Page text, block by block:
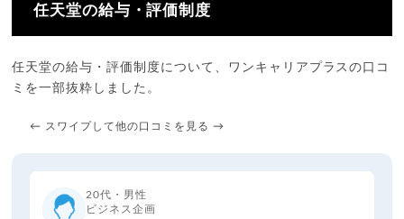
任天堂の給与・評価制度
任天堂の給与・評価制度について、ワンキャリアプラスの口コ
ミを一部抜粋しました。
← スワイプして他の口コミを見る →
20代・男性
ビジネス企画